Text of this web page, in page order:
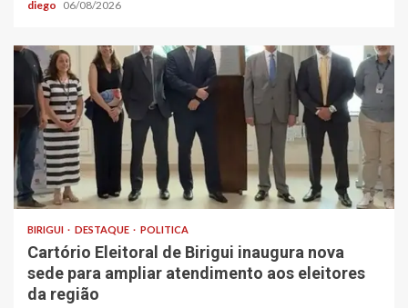
diego 06/08/2026
BIRIGUI DESTAQUE POLITICA
Cartório Eleitoral de Birigui inaugura nova
sede para ampliar atendimento aos eleitores
da região